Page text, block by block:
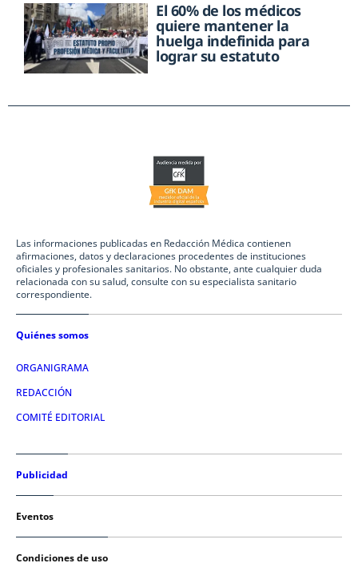
El 60% de los médicos
quiere mantener la
huelga indefinida para
lograr su estatuto
Las informaciones publicadas en Redacción Médica contienen
afirmaciones, datos y declaraciones procedentes de instituciones
oficiales y profesionales sanitarios. No obstante, ante cualquier duda
relacionada con su salud, consulte con su especialista sanitario
correspondiente.
Quiénes somos
ORGANIGRAMA
REDACCIÓN
COMITÉ EDITORIAL
Publicidad
Eventos
Condiciones de uso